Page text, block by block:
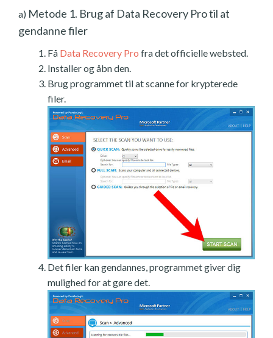
a) Metode 1. Brug af Data Recovery Pro til at
gendanne filer
Få Data Recovery Pro fra det officielle websted.
Installer og åbn den.
Brug programmet til at scanne for krypterede
filer.
Det filer kan gendannes, programmet giver dig
mulighed for at gøre det.